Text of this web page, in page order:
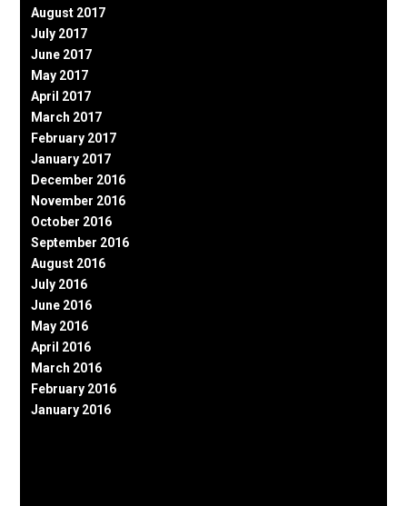
August 2017
July 2017
June 2017
May 2017
April 2017
March 2017
February 2017
January 2017
December 2016
November 2016
October 2016
September 2016
August 2016
July 2016
June 2016
May 2016
April 2016
March 2016
February 2016
January 2016